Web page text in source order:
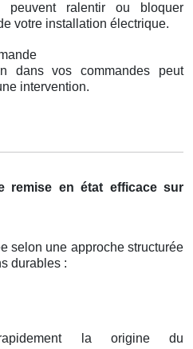
peuvent ralentir ou bloquer
votre installation électrique.
dans vos commandes peut
intervention.
remise en état efficace sur
selon une approche structurée
durables :
la origine du